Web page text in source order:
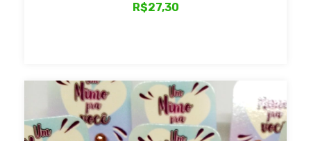
R$27,30